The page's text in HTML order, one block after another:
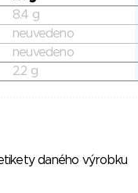
8.4 g
neuvedeno
neuvedeno
2.2 g
daného výrobku